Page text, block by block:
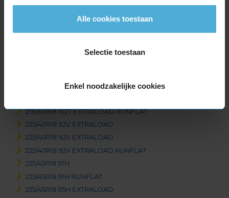
Alle cookies toestaan
Selectie toestaan
Enkel noodzakelijke cookies
255/40R17 98V EXTRALOAD
18-inch banden
215/55R18 95H
215/60R18 102T EXTRALOAD RUNFLAT
225/40R18 92V EXTRALOAD
225/40R18 92V EXTRALOAD
225/40R18 92V EXTRALOAD RUNFLAT
225/45R18 91H
225/45R18 91H RUNFLAT
225/45R18 95H EXTRALOAD